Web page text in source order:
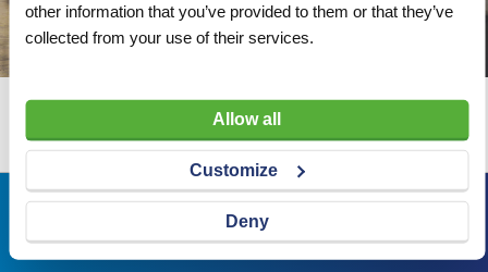
other information that you’ve provided to them or that they’ve
collected from your use of their services.
Allow all
Customize
Deny
Wij adviseren u graag
Bezoekadres
Veldsteen 25, 4815 PK Breda